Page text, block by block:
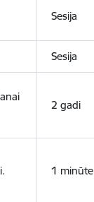
Sesija
Sesija
2 gadi
1 minūte